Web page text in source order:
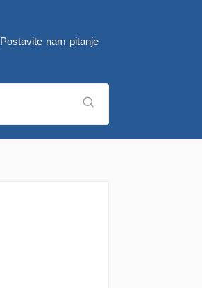
Postavite nam pitanje